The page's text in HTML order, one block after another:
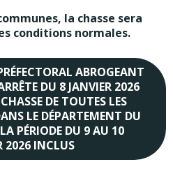
la chasse sera
conditions normales.
ABROGEANT
DU 8 JANVIER 2026
DE TOUTES LES
LE DÉPARTEMENT DU
PÉRIODE DU 9 AU 10
2026 INCLUS